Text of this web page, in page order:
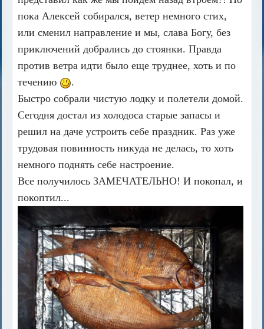
пока Алексей собирался, ветер немного стих,
или сменил направление и мы, слава Богу, без
приключений добрались до стоянки. Правда
против ветра идти было еще труднее, хоть и по
течению
.
Быстро собрали чистую лодку и полетели домой.
Сегодня достал из холодоса старые запасы и
решил на даче устроить себе праздник. Раз уже
трудовая повинность никуда не делась, то хоть
немного поднять себе настроение.
Все получилось ЗАМЕЧАТЕЛЬНО! И покопал, и
покоптил...